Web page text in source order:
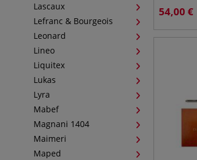
Lascaux
Lefranc & Bourgeois
Leonard
Lineo
Liquitex
Lukas
Lyra
Mabef
Magnani 1404
Maimeri
Maped
54,00 €